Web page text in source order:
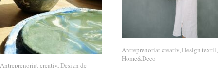
Antreprenoriat creativ,Design textil,
Home&Deco
Antreprenoriat creativ Design textil
Home&Deco
Antreprenoriat creativ,Design de
Antreprenoriat creativ Design de